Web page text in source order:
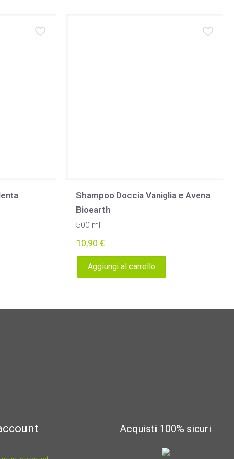
Shampoo Doccia Vaniglia e Avena
Bioearth
500 ml
10,90 €
Aggiungi al carrello
Acquisti 100% sicuri